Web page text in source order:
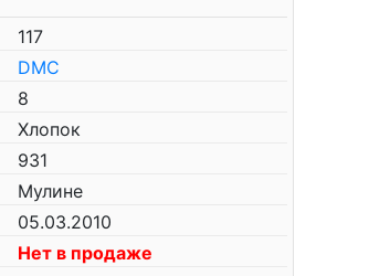
117
DMC
8
Хлопок
931
Мулине
05.03.2010
Нет в продаже